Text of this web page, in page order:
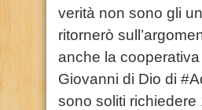
verità non sono gli
ritornerò
anche la
Giovanni di Dio di
sono soliti richiedere